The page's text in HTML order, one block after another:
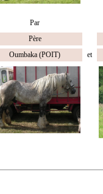
Par
Père
Oumbaka (POIT) et